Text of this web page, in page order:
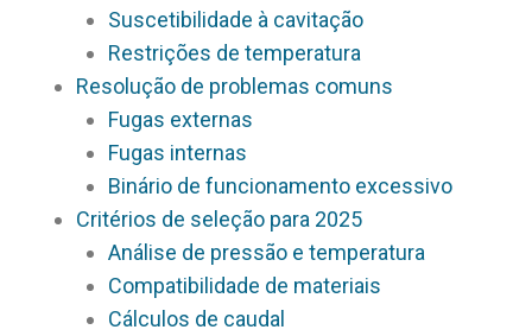
Suscetibilidade à cavitação
Restrições de temperatura
Resolução de problemas comuns
Fugas externas
Fugas internas
Binário de funcionamento excessivo
Critérios de seleção para 2025
Análise de pressão e temperatura
Compatibilidade de materiais
Cálculos de caudal